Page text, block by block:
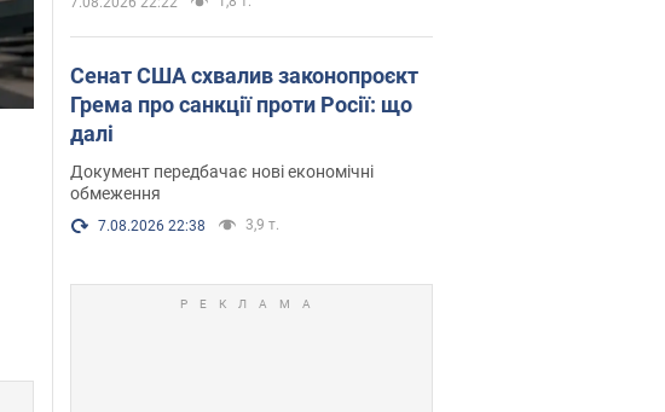
Сенат США схвалив законопроєкт
Грема про санкції проти Росії: що
далі
Документ передбачає нові економічні
обмеження
7.08.2026 22:38 3,9 т.